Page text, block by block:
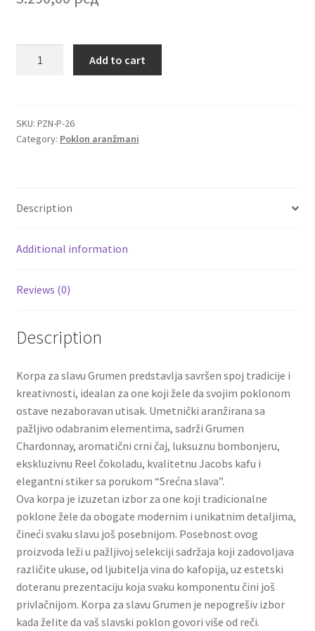
101 Ruža
Rakija
Poklon aranzmani izdvajamo
Slatki buketi
Pokloni
Pokloni za 8. mart
Pokloni za Dan zaljubljenih
Pokloni za devojku
Login
My account
Naši partneri
sa
vinom,
i
quantity
Add to cart
SKU: PZN-P-26
Category: Poklon aranžmani
Description
Additional information
Reviews (0)
Description
Korpa za slavu Grumen predstavlja savršen spoj tradicije i
kreativnosti, idealan za one koji žele da svojim poklonom
ostave nezaboravan utisak. Umetnički aranžirana sa
pažljivo odabranim elementima, sadrži Grumen
Chardonnay, aromatični crni čaj, luksuznu bombonjeru,
ekskluzivnu Reel čokoladu, kvalitetnu Jacobs kafu i
elegantni stiker sa porukom “Srećna slava”.
Ova korpa je izuzetan izbor za one koji tradicionalne
poklone žele da obogate modernim i unikatnim detaljima,
čineći svaku slavu još posebnijom. Posebnost ovog
proizvoda leži u pažljivoj selekciji sadržaja koji zadovoljava
različite ukuse, od ljubitelja vina do kafopija, uz estetski
doteranu prezentaciju koja svaku komponentu čini još
privlačnijom. Korpa za slavu Grumen je nepogrešiv izbor
kada želite da vaš slavski poklon govori više od reči.